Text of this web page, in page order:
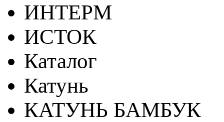
ИНТЕРМ
ИСТОК
Каталог
Катунь
КАТУНЬ БАМБУК